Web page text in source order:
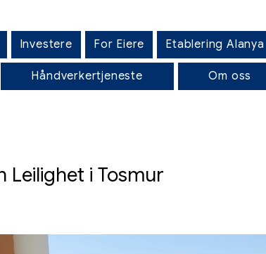
Investere For Eiere Etablering Alanya
Håndverkertjeneste Om oss
Leilighet i Tosmur